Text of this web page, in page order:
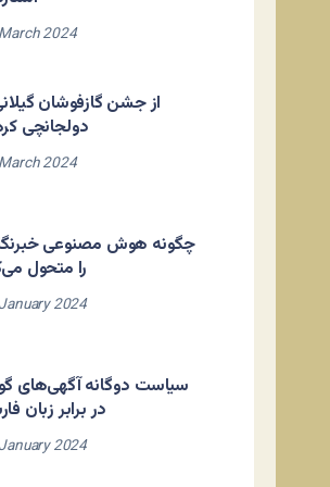
2024
از جشن گازفوشان
دولجانچی
2024
چگونه هوش مصنوعی
را متحول
2024
سیاست دوگانه آگهی‌های
در برابر زبان
2024